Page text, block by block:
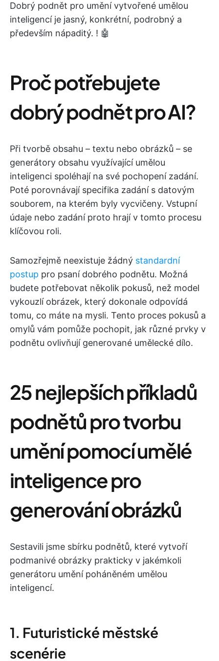
Dobrý podnět pro umění vytvořené umělou
inteligencí je jasný, konkrétní, podrobný a
především nápaditý. ! 🤖
Proč potřebujete
dobrý podnět pro AI?
Při tvorbě obsahu – textu nebo obrázků – se
generátory obsahu využívající umělou
inteligenci spoléhají na své pochopení zadání.
Poté porovnávají specifika zadání s datovým
souborem, na kterém byly vycvičeny. Vstupní
údaje nebo zadání proto hrají v tomto procesu
klíčovou roli.
Samozřejmě neexistuje žádný standardní
postup pro psaní dobrého podnětu. Možná
budete potřebovat několik pokusů, než model
vykouzlí obrázek, který dokonale odpovídá
tomu, co máte na mysli. Tento proces pokusů a
omylů vám pomůže pochopit, jak různé prvky v
podnětu ovlivňují generované umělecké dílo.
25 nejlepších příkladů
podnětů pro tvorbu
umění pomocí umělé
inteligence pro
generování obrázků
Sestavili jsme sbírku podnětů, které vytvoří
podmanivé obrázky prakticky v jakémkoli
generátoru umění poháněném umělou
inteligencí.
1. Futuristické městské
scenérie